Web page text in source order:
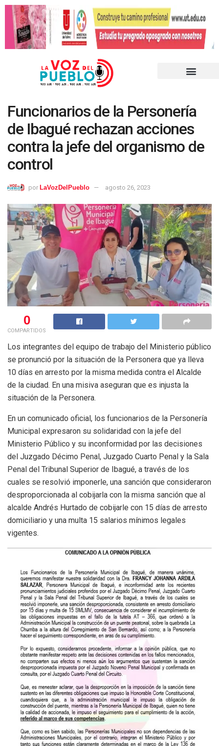
Funcionarios de la Personería
de Ibagué rechazan acciones
contra la jefe del organismo de
control
por LaVozDelPueblo agosto 26, 2023
0
COMPARTIDOS
Los integrantes del equipo de trabajo del Ministerio público
se pronunció por la situación de la Personera que ya lleva
10 días en arresto por la misma medida contra el Alcalde
de la ciudad. En una misiva aseguran que es injusta la
situación de la Personera.
En un comunicado oficial, los funcionarios de la Personería
Municipal expresaron su solidaridad con la jefe del
Ministerio Público y su inconformidad por las decisiones
del Juzgado Décimo Penal, Juzgado Cuarto Penal y la Sala
Penal del Tribunal Superior de Ibagué, a través de los
cuales se resolvió imponerle, una sanción que consideraron
desproporcionada al cobijarla con la misma sanción que al
alcalde Andrés Hurtado de cobijarle con 15 días de arresto
domiciliario y una multa 15 salarios mínimos legales
vigentes.